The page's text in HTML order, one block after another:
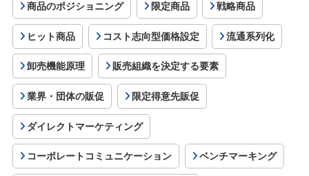
商品のポジショニング 限定商品 戦略商品
ヒット商品 コスト志向型価格設定 流通系列化
卸売機能原理 販売組織を決定する要素
業界・団体の販促 限定得意先販促
ダイレクトマーケティング
コーポレートコミュニケーション ベンチマーキング